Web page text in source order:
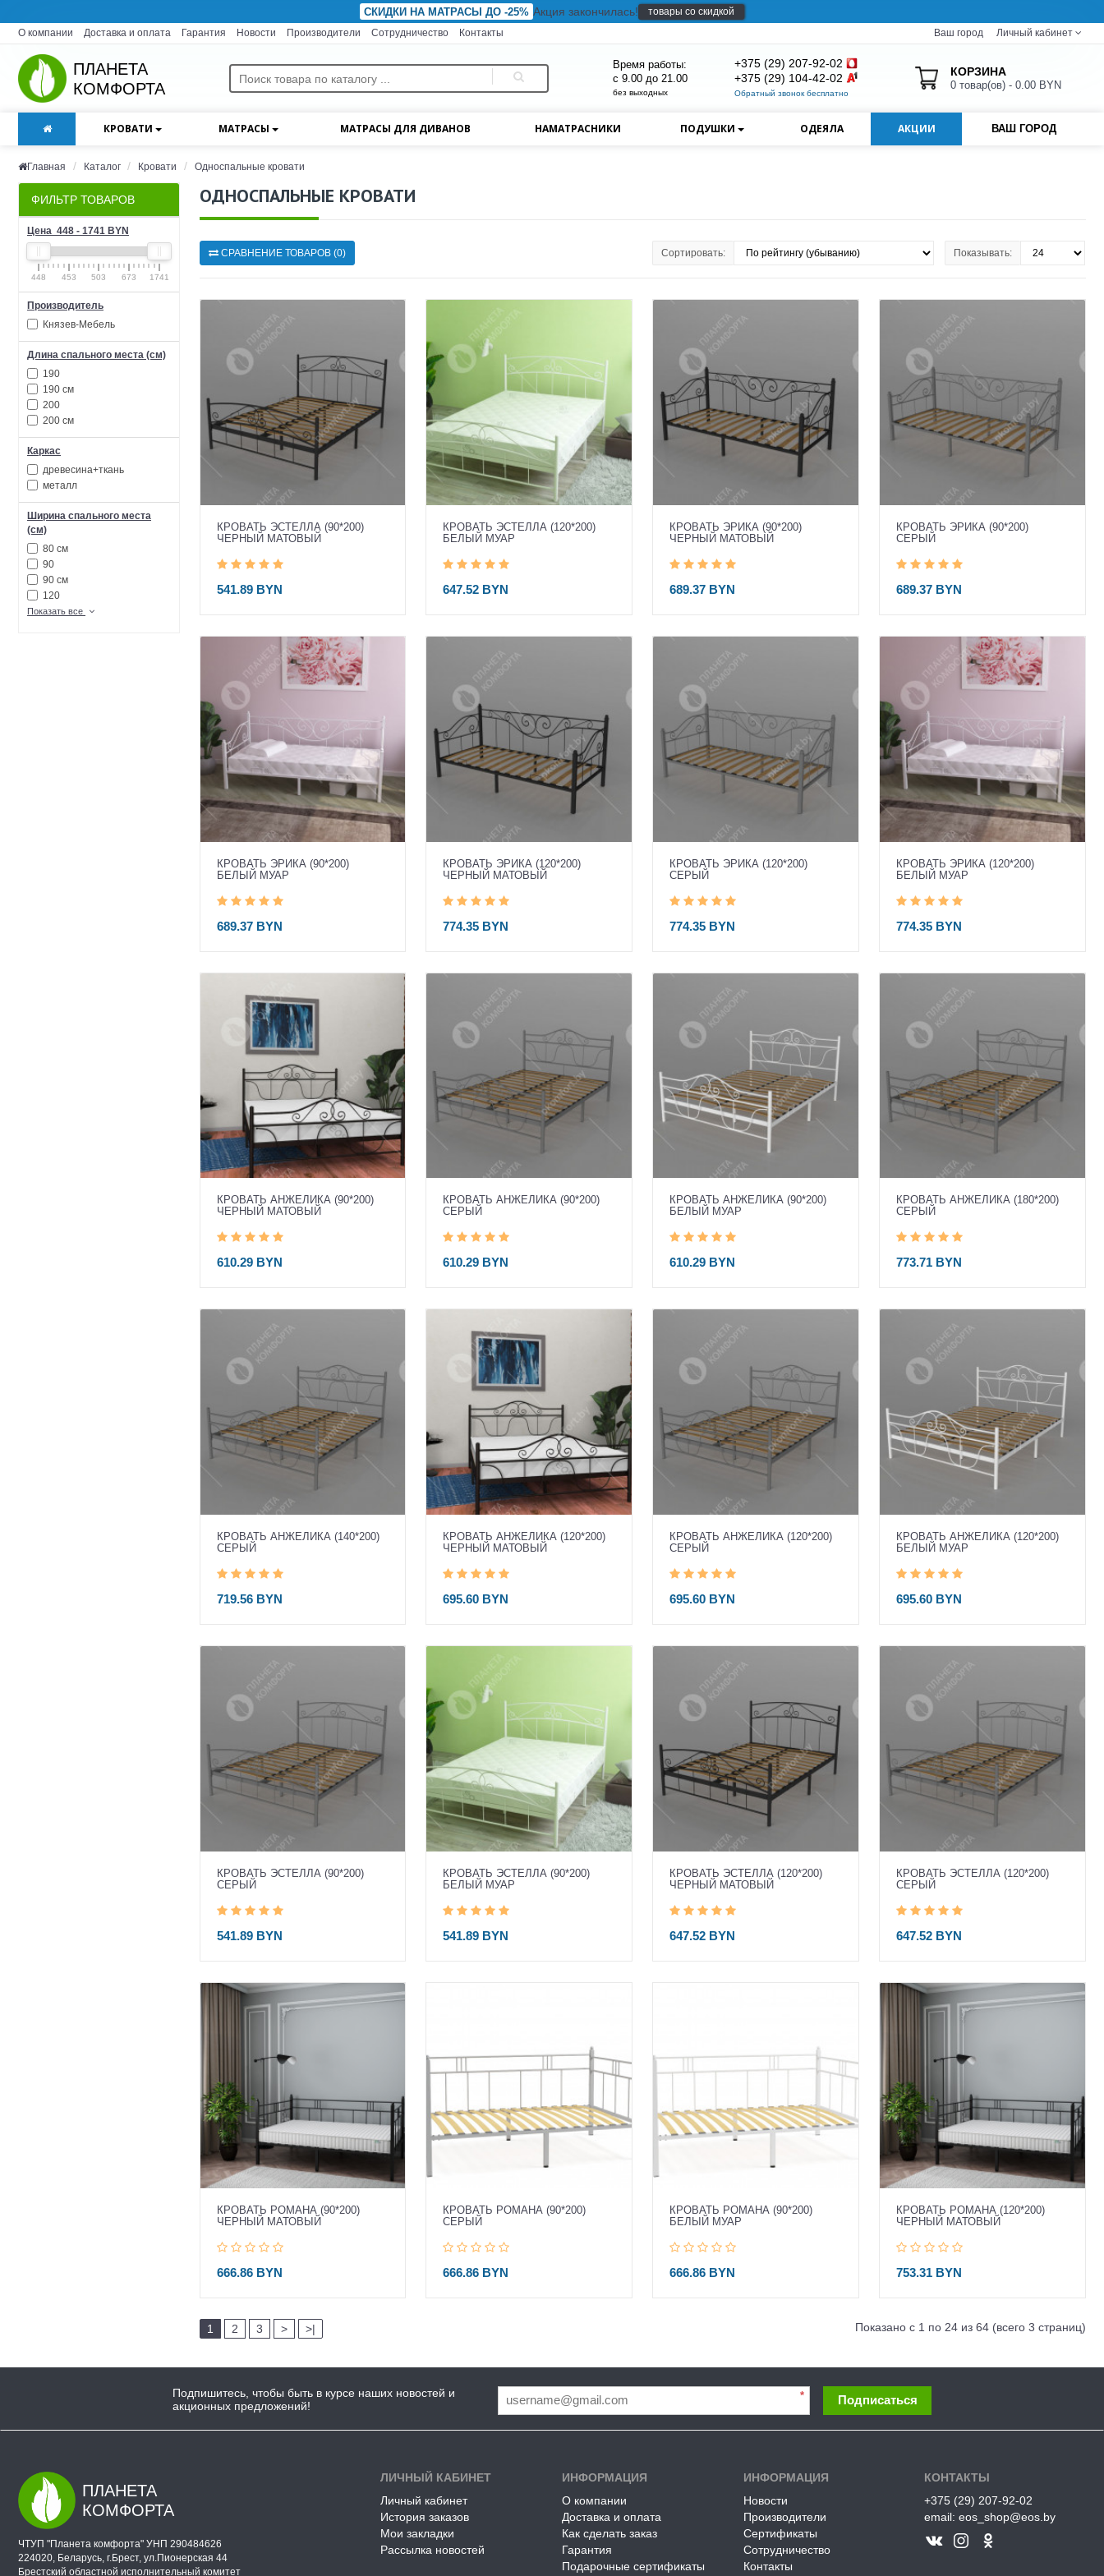
СКИДКИ НА МАТРАСЫ ДО -25% Акция закончилась!
товары со скидкой
О компании
Доставка и оплата Гарантия Новости Производители Сотрудничество Контакты Ваш город Личный кабинет
ПЛАНЕТА
КОМФОРТА
Время работы:
с 9.00 до 21.00
без выходных
+375 (29) 207-92-02
+375 (29) 104-42-02
Обратный звонок бесплатно
КОРЗИНА
0 товар(ов) - 0.00 BYN
КРОВАТИ МАТРАСЫ МАТРАСЫ ДЛЯ ДИВАНОВ НАМАТРАСНИКИ ПОДУШКИ ОДЕЯЛА АКЦИИ ВАШ ГОРОД
Главная Каталог Кровати Односпальные кровати
ФИЛЬТР ТОВАРОВ
Цена 448 - 1741 BYN
448 453 503 673 1741
Производитель
Князев-Мебель
Длина спального места (см)
190
190 см
200
200 см
Каркас
древесина+ткань
металл
Ширина спального места
(см)
80 см
90
90 см
120
Показать все
ОДНОСПАЛЬНЫЕ КРОВАТИ
СРАВНЕНИЕ ТОВАРОВ (0) Сортировать: Показывать:
КРОВАТЬ ЭСТЕЛЛА (90*200)
ЧЕРНЫЙ МАТОВЫЙ
541.89 BYN
КРОВАТЬ ЭСТЕЛЛА (120*200)
БЕЛЫЙ МУАР
647.52 BYN
КРОВАТЬ ЭРИКА (90*200)
ЧЕРНЫЙ МАТОВЫЙ
689.37 BYN
КРОВАТЬ ЭРИКА (90*200)
СЕРЫЙ
689.37 BYN
КРОВАТЬ ЭРИКА (90*200)
БЕЛЫЙ МУАР
689.37 BYN
КРОВАТЬ ЭРИКА (120*200)
ЧЕРНЫЙ МАТОВЫЙ
774.35 BYN
КРОВАТЬ ЭРИКА (120*200)
СЕРЫЙ
774.35 BYN
КРОВАТЬ ЭРИКА (120*200)
БЕЛЫЙ МУАР
774.35 BYN
КРОВАТЬ АНЖЕЛИКА (90*200)
ЧЕРНЫЙ МАТОВЫЙ
610.29 BYN
КРОВАТЬ АНЖЕЛИКА (90*200)
СЕРЫЙ
610.29 BYN
КРОВАТЬ АНЖЕЛИКА (90*200)
БЕЛЫЙ МУАР
610.29 BYN
КРОВАТЬ АНЖЕЛИКА (180*200)
СЕРЫЙ
773.71 BYN
КРОВАТЬ АНЖЕЛИКА (140*200)
СЕРЫЙ
719.56 BYN
КРОВАТЬ АНЖЕЛИКА (120*200)
ЧЕРНЫЙ МАТОВЫЙ
695.60 BYN
КРОВАТЬ АНЖЕЛИКА (120*200)
СЕРЫЙ
695.60 BYN
КРОВАТЬ АНЖЕЛИКА (120*200)
БЕЛЫЙ МУАР
695.60 BYN
КРОВАТЬ ЭСТЕЛЛА (90*200)
СЕРЫЙ
541.89 BYN
КРОВАТЬ ЭСТЕЛЛА (90*200)
БЕЛЫЙ МУАР
541.89 BYN
КРОВАТЬ ЭСТЕЛЛА (120*200)
ЧЕРНЫЙ МАТОВЫЙ
647.52 BYN
КРОВАТЬ ЭСТЕЛЛА (120*200)
СЕРЫЙ
647.52 BYN
КРОВАТЬ РОМАНА (90*200)
ЧЕРНЫЙ МАТОВЫЙ
666.86 BYN
КРОВАТЬ РОМАНА (90*200)
СЕРЫЙ
666.86 BYN
КРОВАТЬ РОМАНА (90*200)
БЕЛЫЙ МУАР
666.86 BYN
КРОВАТЬ РОМАНА (120*200)
ЧЕРНЫЙ МАТОВЫЙ
753.31 BYN
1 2 3 > >| Показано с 1 по 24 из 64 (всего 3 страниц)
Подпишитесь, чтобы быть в курсе наших новостей и
акционных предложений!
* Подписаться
ПЛАНЕТА
КОМФОРТА
ЧТУП "Планета комфорта" УНП 290484626
224020, Беларусь, г.Брест, ул.Пионерская 44
Брестский областной исполнительный комитет
ЛИЧНЫЙ КАБИНЕТ
Личный кабинет
История заказов
Мои закладки
Рассылка новостей
ИНФОРМАЦИЯ
О компании
Доставка и оплата
Как сделать заказ
Гарантия
Подарочные сертификаты
ИНФОРМАЦИЯ
Новости
Производители
Сертификаты
Сотрудничество
Контакты
КОНТАКТЫ
+375 (29) 207-92-02
email: eos_shop@eos.by